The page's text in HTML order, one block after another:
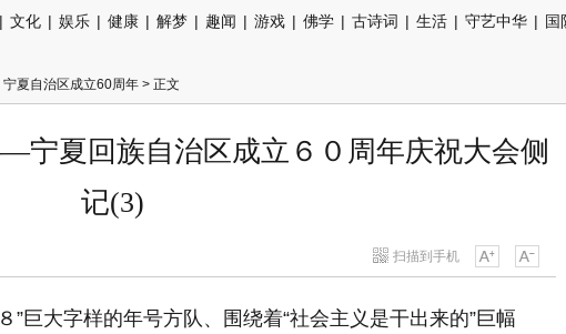
| 文化 | 娱乐 | 健康 | 解梦 | 趣闻 | 游戏 | 佛学 | 古诗词 | 生活 | 守艺中华 | 国
宁夏自治区成立60周年 > 正文
夏回族自治区成立６０周年庆祝大会侧
记(3)
扫描到手机
巨大字样的年号方队、围绕着“社会主义是干出来的”巨幅